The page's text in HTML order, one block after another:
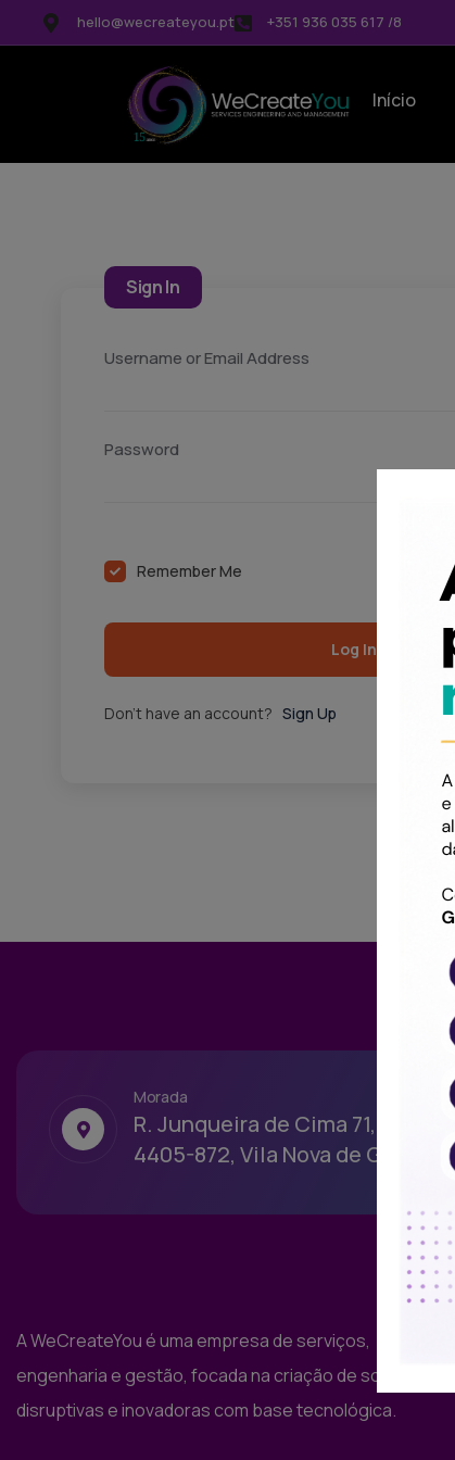
hello@wecreateyou.pt +351 936 035 617 /8
Início
Sign In
Username or Email Address
Password
Remember Me
Log In
Don't have an account? Sign Up
Morada
R. Junqueira de Cima 71,
4405-872, Vila Nova de Gaia
A WeCreateYou é uma empresa de serviços,
engenharia e gestão, focada na criação de soluções
disruptivas e inovadoras com base tecnológica.